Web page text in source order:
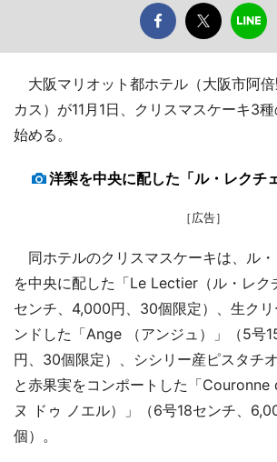
大阪マリオット都ホテル（大阪市阿
カス）が11月1日、クリスマスケーキ3
始める。
洋梨を中央に配した「ル・レクチ
［広告］
同ホテルのクリスマスケーキは、ル・
を中央に配した「Le Lectier（ル・レク
センチ、4,000円、30個限定）、生ク
ンドした「Ange （アンジュ）」（5号
円、30個限定）、シシリー産ピスタチ
と赤果実をコンポートした「Couronne
ヌ ドゥ ノエル）」（6号18センチ、
個）。